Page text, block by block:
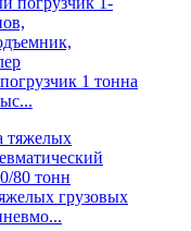
1 тонна
грузовых